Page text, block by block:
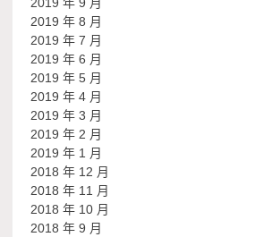
2019 年 8 月
2019 年 7 月
2019 年 6 月
2019 年 5 月
2019 年 4 月
2019 年 3 月
2019 年 2 月
2019 年 1 月
2018 年 12 月
2018 年 11 月
2018 年 10 月
2018 年 9 月